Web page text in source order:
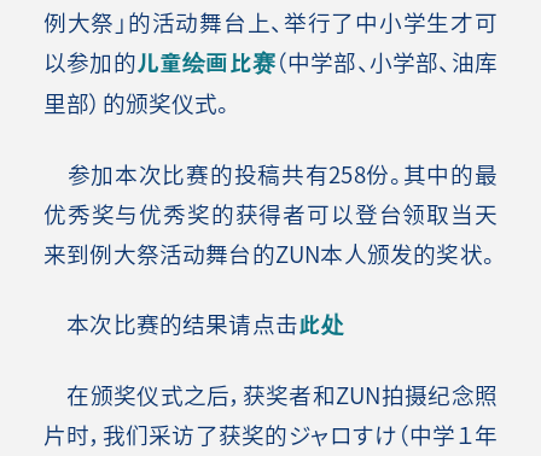
例大祭」的活动舞台上、举行了中小学生才可
以参加的儿童绘画比赛（中学部、小学部、油库
里部）的颁奖仪式。
参加本次比赛的投稿共有258份。其中的最
优秀奖与优秀奖的获得者可以登台领取当天
来到例大祭活动舞台的ZUN本人颁发的奖状。
本次比赛的结果请点击此处
在颁奖仪式之后，获奖者和ZUN拍摄纪念照
片时，我们采访了获奖的ジャロすけ（中学１年